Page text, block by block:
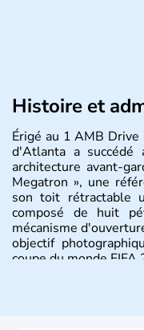
Histoire et
Érigé au 1 AMB
d'Atlanta a succédé
architecture avant-
Megatron », une
son toit rétractable
composé de huit
mécanisme
objectif
coupe du monde FIFA